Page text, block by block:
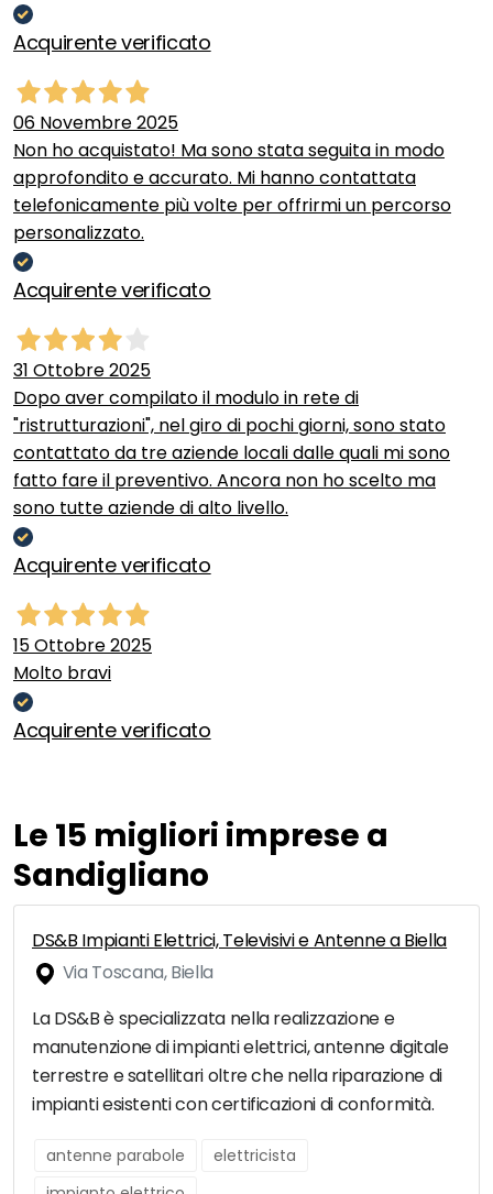
Acquirente verificato
06 Novembre 2025
Non ho acquistato! Ma sono stata seguita in modo
approfondito e accurato. Mi hanno contattata
telefonicamente più volte per offrirmi un percorso
personalizzato.
Acquirente verificato
31 Ottobre 2025
Dopo aver compilato il modulo in rete di
"ristrutturazioni", nel giro di pochi giorni, sono stato
contattato da tre aziende locali dalle quali mi sono
fatto fare il preventivo. Ancora non ho scelto ma
sono tutte aziende di alto livello.
Acquirente verificato
15 Ottobre 2025
Molto bravi
Acquirente verificato
Le 15 migliori imprese a
Sandigliano
DS&B Impianti Elettrici, Televisivi e Antenne a Biella
Via Toscana, Biella
La DS&B è specializzata nella realizzazione e
manutenzione di impianti elettrici, antenne digitale
terrestre e satellitari oltre che nella riparazione di
impianti esistenti con certificazioni di conformità.
antenne parabole
elettricista